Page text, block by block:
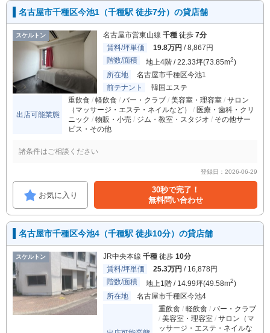
名古屋市千種区今池1（千種駅 徒歩7分）の貸店舗
スケルトン 名古屋市営東山線 千種 徒歩 7分
賃料/坪単価
19.8万円 / 8,867円
階数/面積
地上4階 / 22.33坪(73.85m2)
所在地
名古屋市千種区今池1
前テナント
韓国エステ
出店可能業態
重飲食 軽飲食 バー・クラブ 美容室・理容室
サロン
（マッサージ・エステ・ネイルなど）
医療・歯科・クリ
ニック
物販・小売 ジム・教室・スタジオ
その他サー
ビス・その他
諸条件はご相談ください
登録日：2026-06-29
お気に入り
30秒で完了！
無料問い合わせ
名古屋市千種区今池4（千種駅 徒歩10分）の貸店舗
スケルトン JR中央本線 千種 徒歩 10分
賃料/坪単価
25.3万円 / 16,878円
階数/面積
地上1階 / 14.99坪(49.58m2)
所在地
名古屋市千種区今池4
重飲食 軽飲食
バー・クラブ
美容室・理容室
サロン（マ
ッサージ・エステ・ネイルな